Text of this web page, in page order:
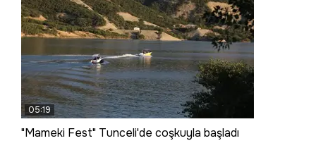
05:19
"Mameki Fest" Tunceli'de coşkuyla başladı